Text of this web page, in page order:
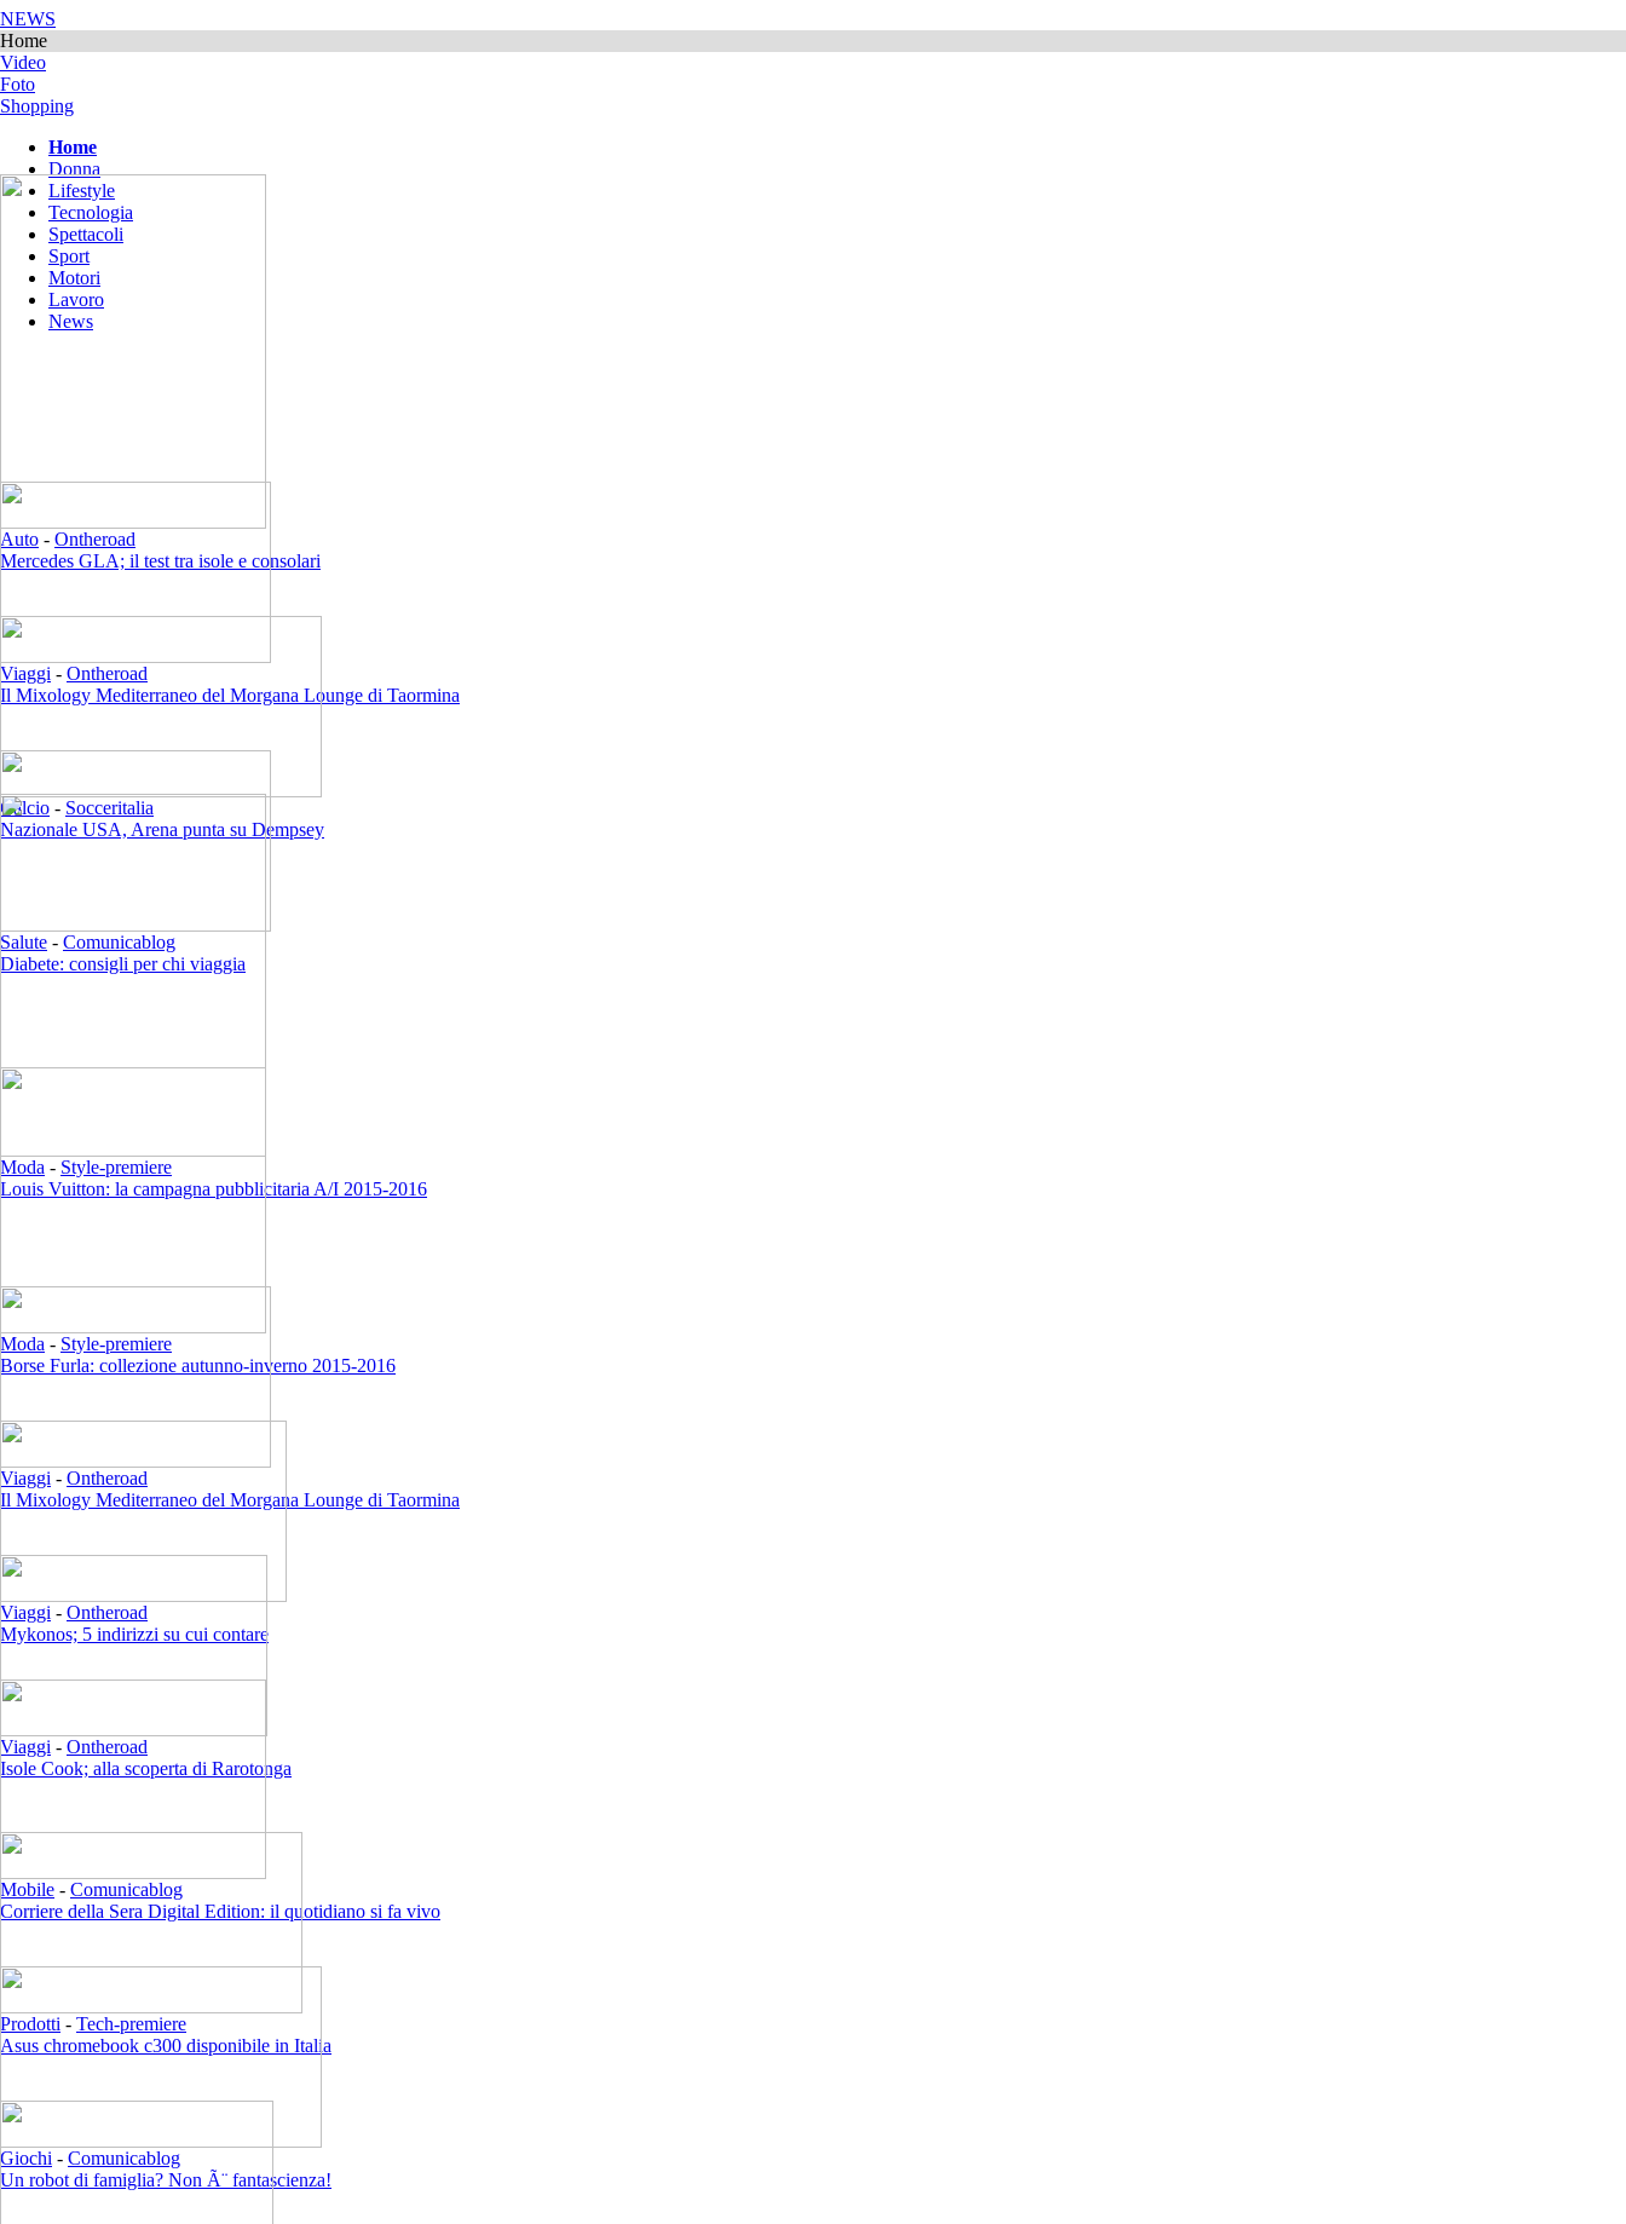
NEWS
Home
Video
Foto
Shopping
Home
Donna
Lifestyle
Tecnologia
Spettacoli
Sport
Motori
Lavoro
News
Auto - Ontheroad
Mercedes GLA; il test tra isole e consolari
Viaggi - Ontheroad
Il Mixology Mediterraneo del Morgana Lounge di Taormina
Calcio - Socceritalia
Nazionale USA, Arena punta su Dempsey
Salute - Comunicablog
Diabete: consigli per chi viaggia
Moda - Style-premiere
Louis Vuitton: la campagna pubblicitaria A/I 2015-2016
Moda - Style-premiere
Borse Furla: collezione autunno-inverno 2015-2016
Viaggi - Ontheroad
Il Mixology Mediterraneo del Morgana Lounge di Taormina
Viaggi - Ontheroad
Mykonos; 5 indirizzi su cui contare
Viaggi - Ontheroad
Isole Cook; alla scoperta di Rarotonga
Mobile - Comunicablog
Corriere della Sera Digital Edition: il quotidiano si fa vivo
Prodotti - Tech-premiere
Asus chromebook c300 disponibile in Italia
Giochi - Comunicablog
Un robot di famiglia? Non Ã¨ fantascienza!